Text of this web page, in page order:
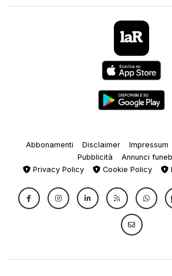
Abbonamenti Disclaimer Impressum
Pubblicità
Annunci
Privacy Policy
Cookie Policy